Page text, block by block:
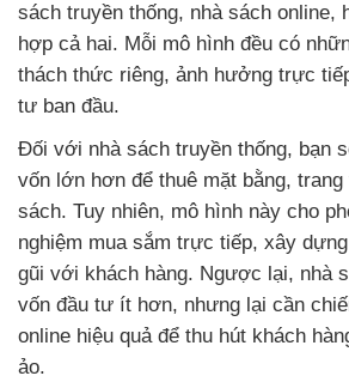
sách truyền thống, nhà sách online,
hợp cả hai. Mỗi mô hình đều có
thách thức riêng, ảnh hưởng trực
tư ban đầu.
Đối với nhà sách truyền thống, bạn
vốn lớn hơn để thuê mặt bằng,
sách. Tuy nhiên, mô hình này cho
nghiệm mua sắm trực tiếp, xây
gũi với khách hàng. Ngược lại, nhà
vốn đầu tư ít hơn, nhưng lại cần
online hiệu quả để thu hút khách
ảo.